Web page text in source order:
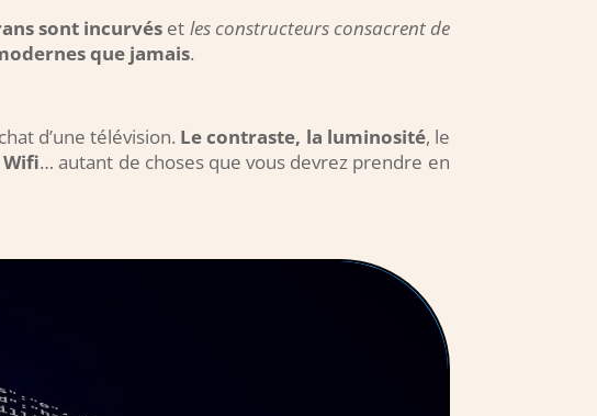
sont incurvés et les constructeurs consacrent de
que jamais.
d’une télévision. Le contraste, la luminosité, le
Wifi… autant de choses que vous devrez prendre en